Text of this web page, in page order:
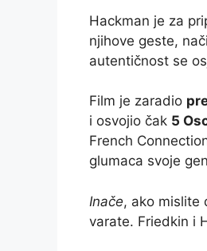
Hackman je za
njihove geste,
autentičnost se
Film je zaradio
i osvojio čak 5
French
glumaca svoje
Inače, ako mislite
varate. Friedkin i